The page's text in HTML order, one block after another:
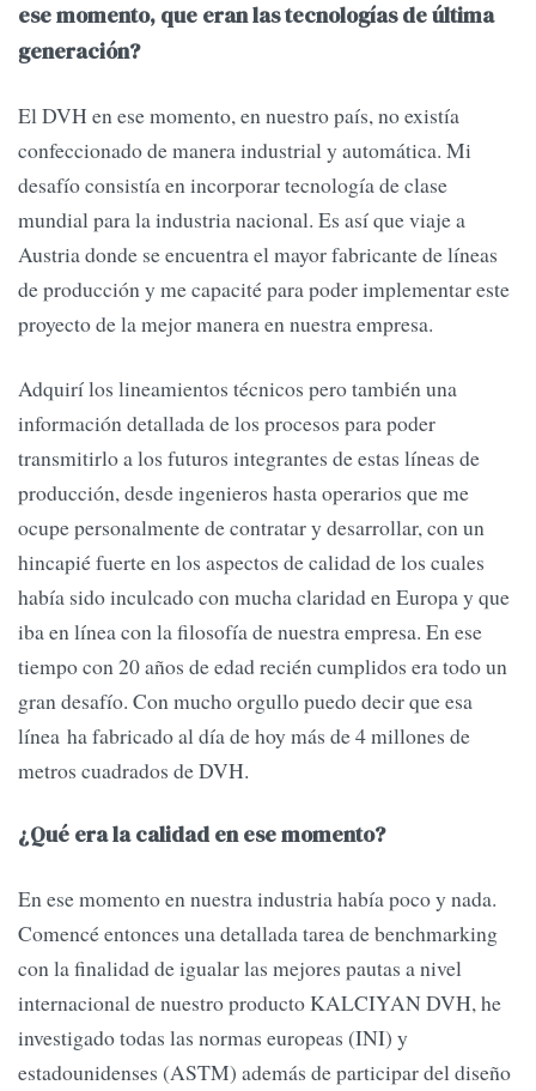
ese momento, que eran las tecnologías de última
generación?
El DVH en ese momento, en nuestro país, no existía
confeccionado de manera industrial y automática. Mi
desafío consistía en incorporar tecnología de clase
mundial para la industria nacional. Es así que viaje a
Austria donde se encuentra el mayor fabricante de líneas
de producción y me capacité para poder implementar este
proyecto de la mejor manera en nuestra empresa.
Adquirí los lineamientos técnicos pero también una
información detallada de los procesos para poder
transmitirlo a los futuros integrantes de estas líneas de
producción, desde ingenieros hasta operarios que me
ocupe personalmente de contratar y desarrollar, con un
hincapié fuerte en los aspectos de calidad de los cuales
había sido inculcado con mucha claridad en Europa y que
iba en línea con la filosofía de nuestra empresa. En ese
tiempo con 20 años de edad recién cumplidos era todo un
gran desafío. Con mucho orgullo puedo decir que esa
línea ha fabricado al día de hoy más de 4 millones de
metros cuadrados de DVH.
¿Qué era la calidad en ese momento?
En ese momento en nuestra industria había poco y nada.
Comencé entonces una detallada tarea de benchmarking
con la finalidad de igualar las mejores pautas a nivel
internacional de nuestro producto KALCIYAN DVH, he
investigado todas las normas europeas (INI) y
estadounidenses (ASTM) además de participar del diseño